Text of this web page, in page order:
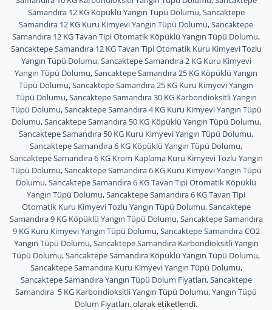
Samandıra 12 KG Köpüklü Yangın Tüpü Dolumu,Sancaktepe
Samandıra 12 KG Kuru Kimyevi Yangın Tüpü Dolumu,Sancaktepe
Samandıra 12 KG Tavan Tipi Otomatik Köpüklü Yangın Tüpü Dolumu,
Sancaktepe Samandıra 12 KG Tavan Tipi Otomatik Kuru Kimyevi Tozlu
Yangın Tüpü Dolumu,Sancaktepe Samandıra 2 KG Kuru Kimyevi
Yangın Tüpü Dolumu,Sancaktepe Samandıra 25 KG Köpüklü Yangın
Tüpü Dolumu,Sancaktepe Samandıra 25 KG Kuru Kimyevi Yangın
Tüpü Dolumu,Sancaktepe Samandıra 30 KG Karbondioksitli Yangın
Tüpü Dolumu,Sancaktepe Samandıra 4 KG Kuru Kimyevi Yangın Tüpü
Dolumu,Sancaktepe Samandıra 50 KG Köpüklü Yangın Tüpü Dolumu,
Sancaktepe Samandıra 50 KG Kuru Kimyevi Yangın Tüpü Dolumu,
Sancaktepe Samandıra 6 KG Köpüklü Yangın Tüpü Dolumu,
Sancaktepe Samandıra 6 KG Krom Kaplama Kuru Kimyevi Tozlu Yangın
Tüpü Dolumu,Sancaktepe Samandıra 6 KG Kuru Kimyevi Yangın Tüpü
Dolumu,Sancaktepe Samandıra 6 KG Tavan Tipi Otomatik Köpüklü
Yangın Tüpü Dolumu,Sancaktepe Samandıra 6 KG Tavan Tipi
Otomatik Kuru Kimyevi Tozlu Yangın Tüpü Dolumu,Sancaktepe
Samandıra 9 KG Köpüklü Yangın Tüpü Dolumu,Sancaktepe Samandıra
9 KG Kuru Kimyevi Yangın Tüpü Dolumu,Sancaktepe Samandıra CO2
Yangın Tüpü Dolumu,Sancaktepe Samandıra Karbondioksitli Yangın
Tüpü Dolumu,Sancaktepe Samandıra Köpüklü Yangın Tüpü Dolumu,
Sancaktepe Samandıra Kuru Kimyevi Yangın Tüpü Dolumu,
Sancaktepe Samandıra Yangın Tüpü Dolum Fiyatları,Sancaktepe
Samandıra 5 KG Karbondioksitli Yangın Tüpü Dolumu,Yangın Tüpü
Dolum Fiyatları.olarak etiketlendi.